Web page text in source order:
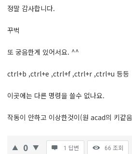
정말 감사합니다.
꾸벅
또 궁음한게 있어서요. ^^
ctrl+b ,ctrl+e ,ctrl+f ,ctrl+r ,ctrl+u 등등
이곳에는 다른 명령을 쓸수 없나요.
작동이 안하고 이상한것이(원 acad의 키같
0 1 답변 66 조회